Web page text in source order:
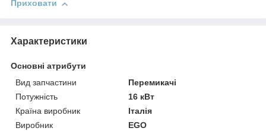
Приховати
Характеристики
Основні атрибути
Вид запчастини
Перемикачі
Потужність
16 кВт
Країна виробник
Італія
Виробник
EGO